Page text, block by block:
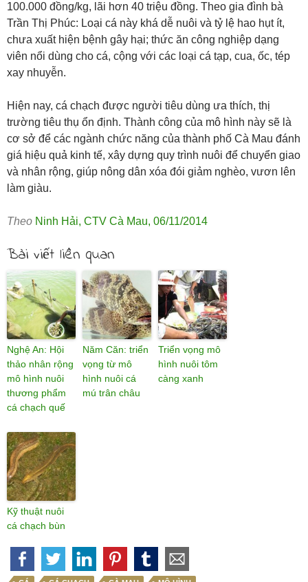
100.000 đồng/kg, lãi hơn 40 triệu đồng. Theo gia đình bà
Trần Thị Phúc: Loại cá này khá dễ nuôi và tỷ lệ hao hụt ít,
chưa xuất hiện bệnh gây hại; thức ăn công nghiệp dạng
viên nổi dùng cho cá, cộng với các loại cá tạp, cua, ốc, tép
xay nhuyễn.
Hiện nay, cá chạch được người tiêu dùng ưa thích, thị
trường tiêu thụ ổn định. Thành công của mô hình này sẽ là
cơ sở để các ngành chức năng của thành phố Cà Mau đánh
giá hiệu quả kinh tế, xây dựng quy trình nuôi để chuyển giao
và nhân rộng, giúp nông dân xóa đói giảm nghèo, vươn lên
làm giàu.
Theo Ninh Hải, CTV Cà Mau, 06/11/2014
Bài viết liên quan
Nghệ An: Hội
thảo nhân rộng
mô hình nuôi
thương phẩm
cá chạch quế
Năm Căn: triển
vọng từ mô
hình nuôi cá
mú trân châu
Triển vọng mô
hình nuôi tôm
càng xanh
Kỹ thuật nuôi
cá chạch bùn